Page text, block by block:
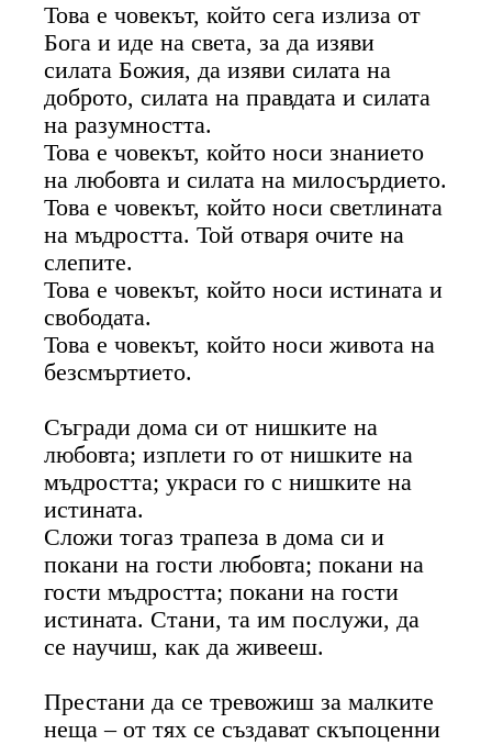
Това е човекът, който сега излиза от
Бога и иде на света, за да изяви
силата Божия, да изяви силата на
доброто, силата на правдата и силата
на разумността.
Това е човекът, който носи знанието
на любовта и силата на милосърдието.
Това е човекът, който носи светлината
на мъдростта. Той отваря очите на
слепите.
Това е човекът, който носи истината и
свободата.
Това е човекът, който носи живота на
безсмъртието.
Съгради дома си от нишките на
любовта; изплети го от нишките на
мъдростта; украси го с нишките на
истината.
Сложи тогаз трапеза в дома си и
покани на гости любовта; покани на
гости мъдростта; покани на гости
истината. Стани, та им послужи, да
се научиш, как да живееш.
Престани да се тревожиш за малките
неща – от тях се създават скъпоценни